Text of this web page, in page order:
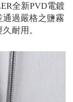
全新PVD電鍍
通過嚴格之鹽霧
耐用。